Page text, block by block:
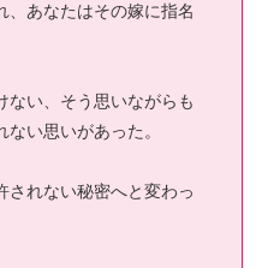
、あなたはその嫁に指名
ない、そう思いながらも
い思いがあった。
されない秘密へと変わっ